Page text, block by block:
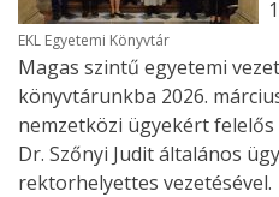
EKL Egyetemi Könyvtár
Magas szintű egyetemi
könyvtárunkba 2026.
nemzetközi ügyekért
Dr. Szőnyi Judit általános
rektorhelyettes vezetésével.